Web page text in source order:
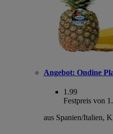
Angebot: Ondine
1.99
Festpreis von
aus Spanien/Italien,